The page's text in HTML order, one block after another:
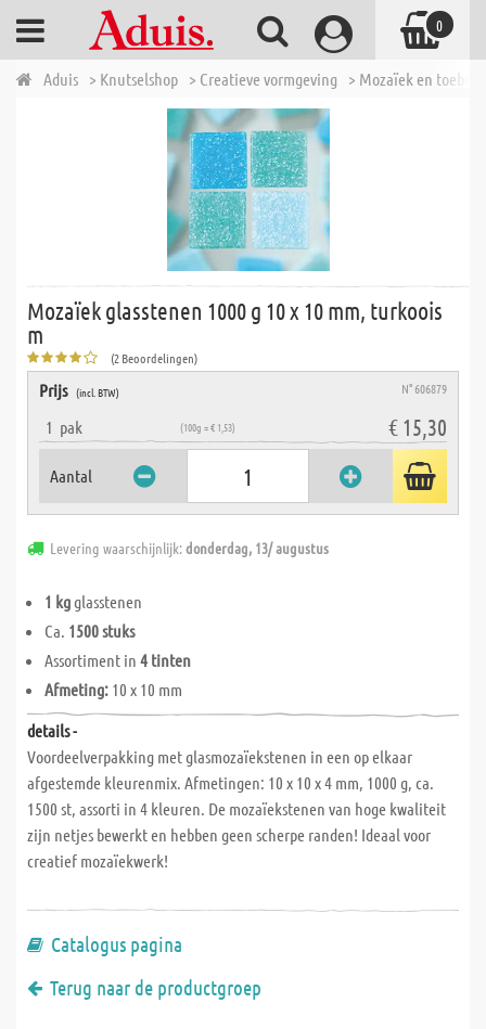
Aduis > Knutselshop > Creatieve vormgeving > Mozaïek en
Mozaïek glasstenen 1000 g 10 x 10 mm, turkoois
m
(2 Beoordelingen)
Prijs (incl. BTW) N° 606879
1 pak (100g = € 1,53) € 15,30
Aantal
Levering waarschijnlijk:donderdag, 13/ augustus
1 kgglasstenen
Ca. 1500 stuks
Assortiment in 4 tinten
Afmeting: 10 x 10 mm
details -
Voordeelverpakking met glasmozaïekstenen in een op elkaar
afgestemde kleurenmix. Afmetingen: 10 x 10 x 4 mm, 1000 g, ca.
1500 st, assorti in 4 kleuren. De mozaïekstenen van hoge kwaliteit
zijn netjes bewerkt en hebben geen scherpe randen! Ideaal voor
creatief mozaïekwerk!
Catalogus pagina
Terug naar de productgroep
0